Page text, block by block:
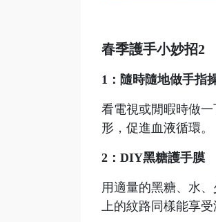
春季護手小妙招2
1：隨時隨地做手指
看電視或閒暇時做
形，促進血液循環。
2：DIY黑糖護手膜
用適量的黑糖、水
上的紋路同樣能享